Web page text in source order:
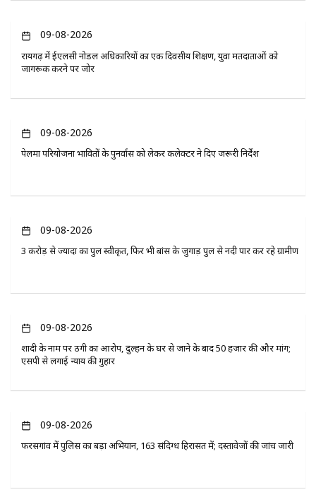
09-08-2026
रायगढ़ में ईएलसी नोडल अधिकारियों का एक दिवसीय प्रशिक्षण, युवा मतदाताओं को
जागरूक करने पर जोर
09-08-2026
पेलमा परियोजना प्रभावितों के पुनर्वास को लेकर कलेक्टर ने दिए जरूरी निर्देश
09-08-2026
3 करोड़ से ज्यादा का पुल स्वीकृत, फिर भी बांस के जुगाड़ पुल से नदी पार कर रहे ग्रामीण
09-08-2026
शादी के नाम पर ठगी का आरोप, दुल्हन के घर से जाने के बाद 50 हजार की और मांग;
एसपी से लगाई न्याय की गुहार
09-08-2026
फरसगांव में पुलिस का बड़ा अभियान, 163 संदिग्ध हिरासत में; दस्तावेजों की जांच जारी